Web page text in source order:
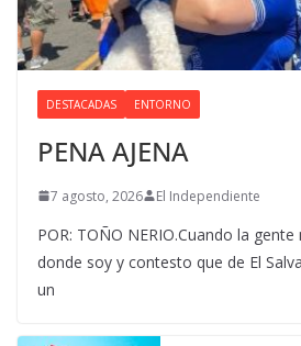
DESTACADAS ENTORNO
PENA AJENA
7 agosto, 2026 El Independiente
POR: TOÑO NERIO.Cuando la
donde soy y contesto que de El
un